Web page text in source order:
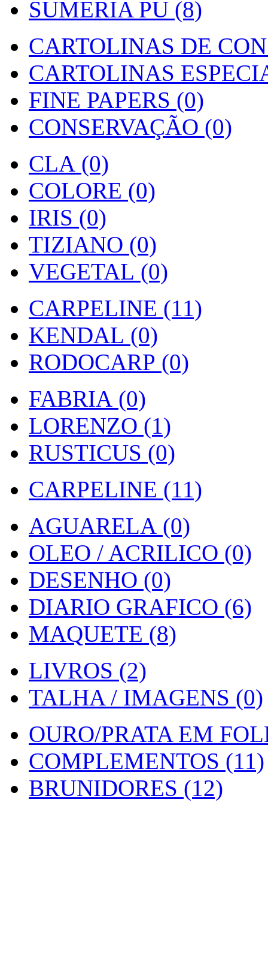
SUMERIA PU (8)
CARTOLINAS DE
CARTOLINAS
FINE PAPERS (0)
CONSERVAÇÃO (0)
CLA (0)
COLORE (0)
IRIS (0)
TIZIANO (0)
VEGETAL (0)
CARPELINE (11)
KENDAL (0)
RODOCARP (0)
FABRIA (0)
LORENZO (1)
RUSTICUS (0)
CARPELINE (11)
AGUARELA (0)
OLEO / ACRILICO (0)
DESENHO (0)
DIARIO GRAFICO (6)
MAQUETE (8)
LIVROS (2)
TALHA / IMAGENS (0)
OURO/PRATA EM
COMPLEMENTOS (11)
BRUNIDORES (12)